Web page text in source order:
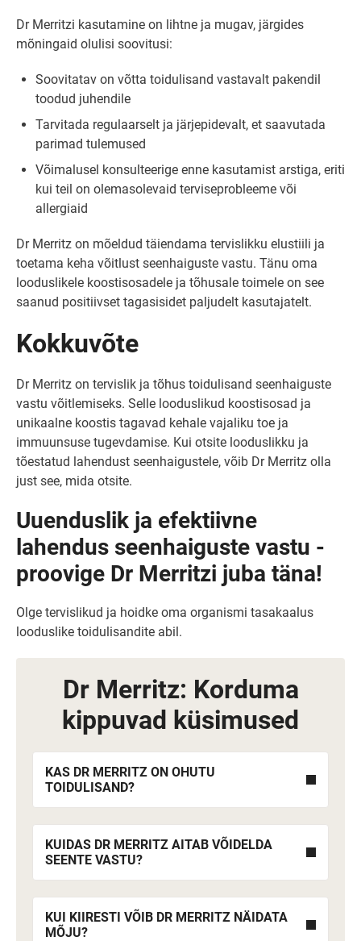
Dr Merritzi kasutamine on lihtne ja mugav, järgides
mõningaid olulisi soovitusi:
Soovitatav on võtta toidulisand vastavalt pakendil
toodud juhendile
Tarvitada regulaarselt ja järjepidevalt, et saavutada
parimad tulemused
Võimalusel konsulteerige enne kasutamist arstiga, eriti
kui teil on olemasolevaid terviseprobleeme või
allergiaid
Dr Merritz on mõeldud täiendama tervislikku elustiili ja
toetama keha võitlust seenhaiguste vastu. Tänu oma
looduslikele koostisosadele ja tõhusale toimele on see
saanud positiivset tagasisidet paljudelt kasutajatelt.
Kokkuvõte
Dr Merritz on tervislik ja tõhus toidulisand seenhaiguste
vastu võitlemiseks. Selle looduslikud koostisosad ja
unikaalne koostis tagavad kehale vajaliku toe ja
immuunsuse tugevdamise. Kui otsite looduslikku ja
tõestatud lahendust seenhaigustele, võib Dr Merritz olla
just see, mida otsite.
Uuenduslik ja efektiivne
lahendus seenhaiguste vastu -
proovige Dr Merritzi juba täna!
Olge tervislikud ja hoidke oma organismi tasakaalus
looduslike toidulisandite abil.
Dr Merritz: Korduma
kippuvad küsimused
KAS DR MERRITZ ON OHUTU
TOIDULISAND?
KUIDAS DR MERRITZ AITAB VÕIDELDA
SEENTE VASTU?
KUI KIIRESTI VÕIB DR MERRITZ NÄIDATA
MÕJU?